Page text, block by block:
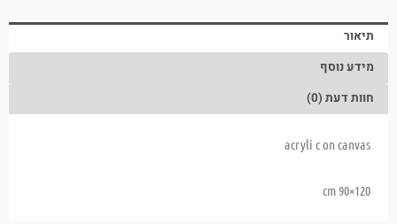
תיאור
מידע נוסף
חוות דעת (0)
acryli c on canvas
120×90 cm